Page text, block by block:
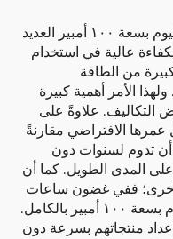
للمشترين بالجملة، توفر بطاريات الليثيوم بسعة ١٠٠ أمبير العديد
بكفاءة عالية في استخدام
من الطاقة
الأمر أهمية كبيرة
التكاليف. علاوةً على
الافتراضي مقارنةً
أن تدوم لسنوات دون
على المدى الطويل. كما أن
أخرى؛ ففي غضون ساعات
قليلة فقط، يمكن شحن بطارية الليثيوم بسعة ١٠٠ أمبير بالكامل.
منتجاتهم بسرعة دون